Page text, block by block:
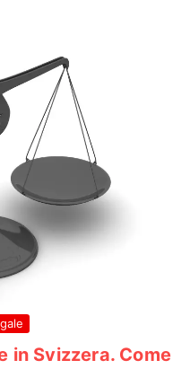
in Svizzera. Come